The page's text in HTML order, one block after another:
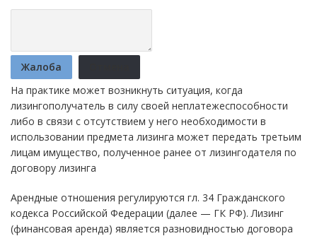
Жалоба
На практике может возникнуть ситуация, когда
лизингополучатель в силу своей неплатежеспособности
либо в связи с отсутствием у него необходимости в
использовании предмета лизинга может передать третьим
лицам имущество, полученное ранее от лизингодателя по
договору лизинга
Арендные отношения регулируются гл. 34 Гражданского
кодекса Российской Федерации (далее — ГК РФ). Лизинг
(финансовая аренда) является разновидностью договора